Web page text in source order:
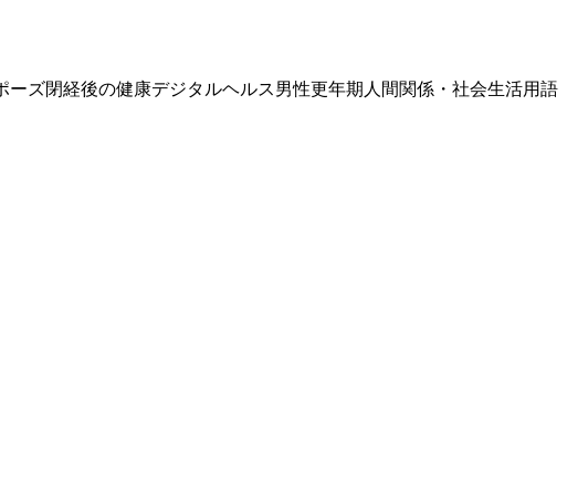
ーズ閉経後の健康デジタルヘルス男性更年期 人間関係・社会生活用語